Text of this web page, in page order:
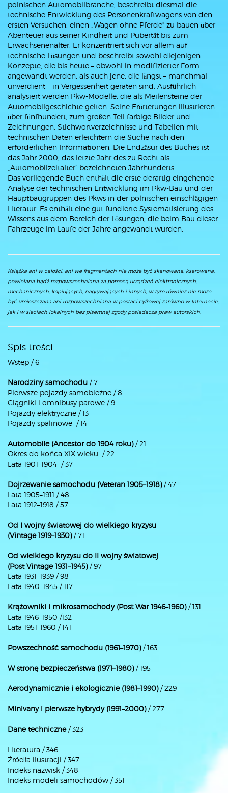
polnischen Automobilbranche, beschreibt diesmal die
technische Entwicklung des Personenkraftwagens von den
ersten Versuchen, einen „Wagen ohne Pferde" zu bauen über
Abenteuer aus seiner Kindheit und Pubertät bis zum
Erwachsenenalter. Er konzentriert sich vor allem auf
technische Lösungen und beschreibt sowohl diejenigen
Konzepte, die bis heute – obwohl in modifizierter Form
angewandt werden, als auch jene, die längst – manchmal
unverdient – in Vergessenheit geraten sind. Ausführlich
analysiert werden Pkw-Modelle, die als Meilensteine der
Automobilgeschichte gelten. Seine Erörterungen illustrieren
über fünfhundert, zum großen Teil farbige Bilder und
Zeichnungen. Stichwortverzeichnisse und Tabellen mit
technischen Daten erleichtern die Suche nach den
erforderlichen Informationen. Die Endzäsur des Buches ist
das Jahr 2000, das letzte Jahr des zu Recht als
„Automobilzeitalter“ bezeichneten Jahrhunderts.
Das vorliegende Buch enthält die erste derartig eingehende
Analyse der technischen Entwicklung im Pkw-Bau und der
Hauptbaugruppen des Pkws in der polnischen einschlägigen
Literatur. Es enthält eine gut fundierte Systematisierung des
Wissens aus dem Bereich der Lösungen, die beim Bau dieser
Fahrzeuge im Laufe der Jahre angewandt wurden.
Książka ani w całości, ani we fragmentach nie może być skanowana, kserowana,
powielana bądź rozpowszechniana za pomocą urządzeń elektronicznych,
mechanicznych, kopiujących, nagrywających i innych, w tym również nie może
być umieszczana ani rozpowszechniana w postaci cyfrowej zarówno w Internecie,
jak i w sieciach lokalnych bez pisemnej zgody posiadacza praw autorskich.
Spis treści
Wstęp / 6
Narodziny samochodu / 7
Pierwsze pojazdy samobieżne / 8
Ciągniki i omnibusy parowe / 9
Pojazdy elektryczne / 13
Pojazdy spalinowe / 14
Automobile (Ancestor do 1904 roku)/ 21
Okres do końca XIX wieku / 22
Lata 1901–1904 / 37
Dojrzewanie samochodu (Veteran 1905–1918)/ 47
Lata 1905–1911 / 48
Lata 1912–1918 / 57
Od I wojny światowej do wielkiego kryzysu
(Vintage 1919–1930)/ 71
Od wielkiego kryzysu do II wojny światowej
(Post Vintage 1931–1945)/ 97
Lata 1931–1939 / 98
Lata 1940–1945 / 117
Krążowniki i mikrosamochody (Post War 1946–1960)/ 131
Lata 1946–1950 /132
Lata 1951–1960 / 141
Powszechność samochodu (1961–1970)/ 163
W stronę bezpieczeństwa (1971–1980)/ 195
Aerodynamicznie i ekologicznie (1981–1990)/ 229
Minivany i pierwsze hybrydy (1991–2000)/ 277
Dane techniczne/ 323
Literatura / 346
Źródła ilustracji / 347
Indeks nazwisk / 348
Indeks modeli samochodów / 351